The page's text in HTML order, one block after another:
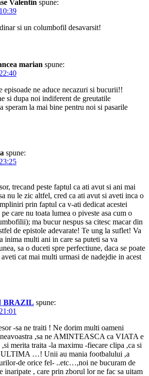
Valentin spune:
si un columbofil desavarsit!
marian spune:
episoade ne aduce necazuri si bucurii!!
si dupa noi indiferent de greutatile
speram la mai bine pentru noi si pasarile
spune:
trecand peste faptul ca ati avut si ani mai
nu le zic altfel, cred ca ati avut si aveti inca o
prin faptul ca v-ati dedicat acestei
care nu toata lumea o piveste asa cum o
ma bucur nespus sa citesc macar din
de epistole adevarate! Te ung la suflet! Va
inima multi ani in care sa puteti sa va
sa o duceti spre perfectiune, daca se poate
aveti cat mai multi urmasi de nadejdie in acest
BRAZIL spune:
-sa ne traiti ! Ne dorim multi oameni
,sa ne AMINTEASCA ca VIATA e
merita traita -la maximu -fiecare clipa ,ca si
…! Unii au mania footbalului ,a
de orice fel- ..etc…,noi ne bucuram de
inaripate , care prin zborul lor ne fac sa uitam